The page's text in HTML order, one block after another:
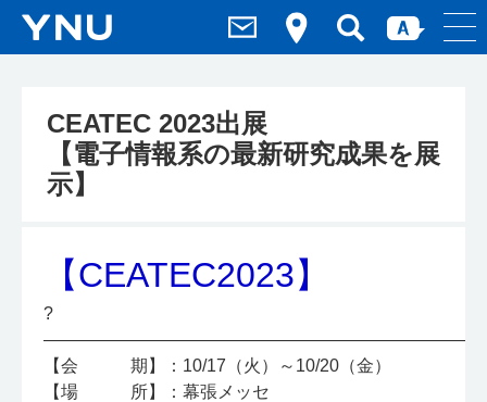
CEATEC 2023出展
【電子情報系の最新研究成果を展
示】
【CEATEC2023】
?
—————————————————————————
【会 期】：10/17（火）～10/20（金）
【場 所】：幕張メッセ